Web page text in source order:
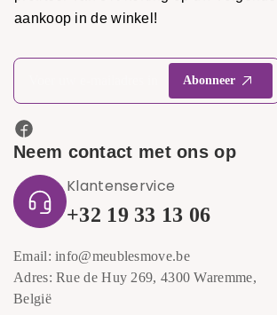
aankoop in de winkel!
Neem contact met ons op
Klantenservice
+32 19 33 13 06
Email: info@meublesmove.be
Adres: Rue de Huy 269, 4300 Waremme,
België